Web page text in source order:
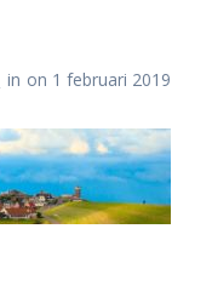
in on 1 februari 2019